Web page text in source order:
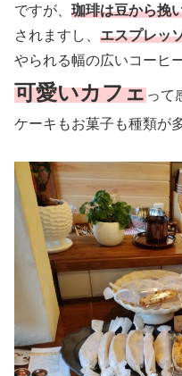
ですが、 珈琲は豆から挽
されますし、 エスプレッ
やられる幅の広いコーヒ
可愛いカフェって
ケーキもお菓子も種類が